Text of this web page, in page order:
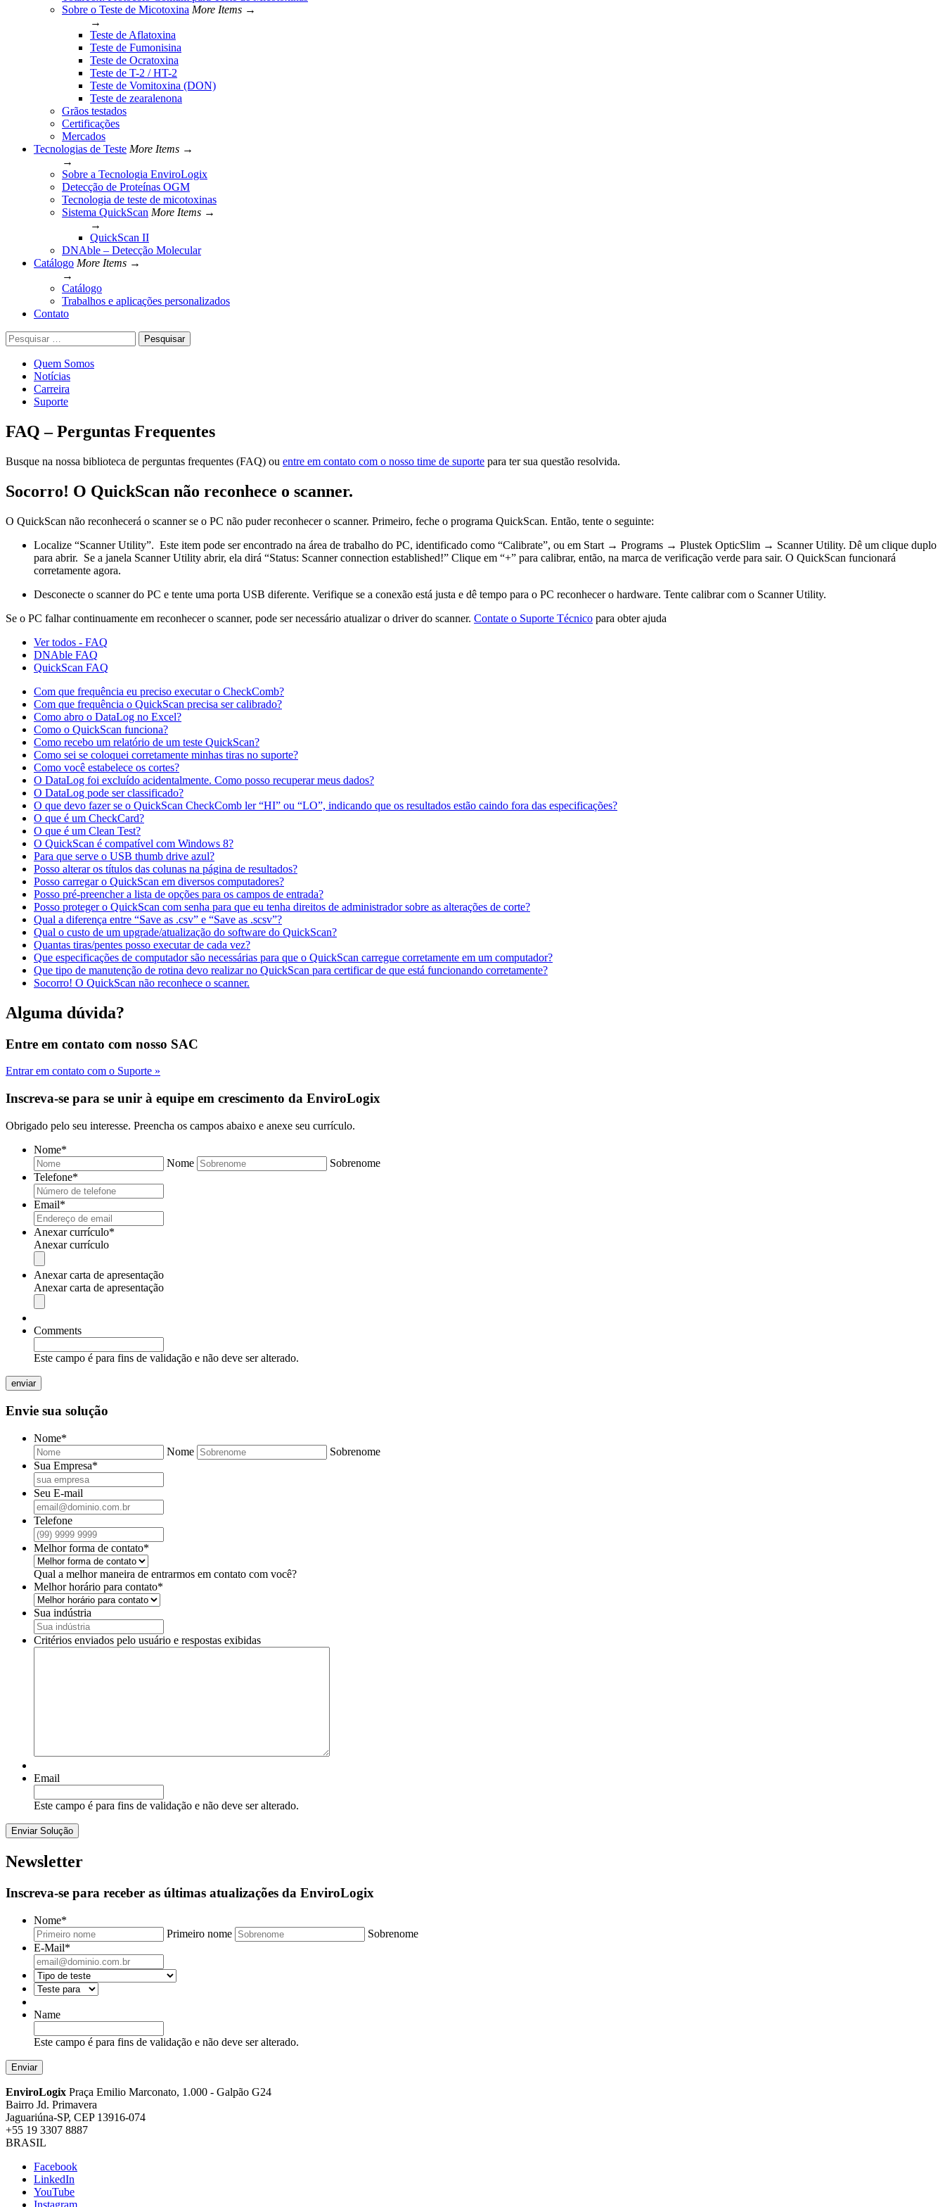
Sobre o Teste de Micotoxina More Items →
→
Teste de Aflatoxina
Teste de Fumonisina
Teste de Ocratoxina
Teste de T-2 / HT-2
Teste de Vomitoxina (DON)
Teste de zearalenona
Grãos testados
Certificações
Mercados
Tecnologias de Teste More Items →
→
Sobre a Tecnologia EnviroLogix
Detecção de Proteínas OGM
Tecnologia de teste de micotoxinas
Sistema QuickScan More Items →
→
QuickScan II
DNAble – Detecção Molecular
Catálogo More Items →
→
Catálogo
Trabalhos e aplicações personalizados
Contato
Pesquisar
por:
Quem Somos
Notícias
Carreira
Suporte
FAQ – Perguntas Frequentes
Busque na nossa biblioteca de perguntas frequentes (FAQ) ou entre em contato com o nosso time de suporte para ter sua questão resolvida.
Socorro! O QuickScan não reconhece o scanner.
O QuickScan não reconhecerá o scanner se o PC não puder reconhecer o scanner. Primeiro, feche o programa QuickScan. Então, tente o seguinte:
Localize “Scanner Utility”. Este item pode ser encontrado na área de trabalho do PC, identificado como “Calibrate”, ou em Start → Programs → Plustek OpticSlim → Scanner Utility. Dê um clique duplo
para abrir. Se a janela Scanner Utility abrir, ela dirá “Status: Scanner connection established!” Clique em “+” para calibrar, então, na marca de verificação verde para sair. O QuickScan funcionará
corretamente agora.
Desconecte o scanner do PC e tente uma porta USB diferente. Verifique se a conexão está justa e dê tempo para o PC reconhecer o hardware. Tente calibrar com o Scanner Utility.
Se o PC falhar continuamente em reconhecer o scanner, pode ser necessário atualizar o driver do scanner. Contate o Suporte Técnico para obter ajuda
Ver todos - FAQ
DNAble FAQ
QuickScan FAQ
Com que frequência eu preciso executar o CheckComb?
Com que frequência o QuickScan precisa ser calibrado?
Como abro o DataLog no Excel?
Como o QuickScan funciona?
Como recebo um relatório de um teste QuickScan?
Como sei se coloquei corretamente minhas tiras no suporte?
Como você estabelece os cortes?
O DataLog foi excluído acidentalmente. Como posso recuperar meus dados?
O DataLog pode ser classificado?
O que devo fazer se o QuickScan CheckComb ler “HI” ou “LO”, indicando que os resultados estão caindo fora das especificações?
O que é um CheckCard?
O que é um Clean Test?
O QuickScan é compatível com Windows 8?
Para que serve o USB thumb drive azul?
Posso alterar os títulos das colunas na página de resultados?
Posso carregar o QuickScan em diversos computadores?
Posso pré-preencher a lista de opções para os campos de entrada?
Posso proteger o QuickScan com senha para que eu tenha direitos de administrador sobre as alterações de corte?
Qual a diferença entre “Save as .csv” e “Save as .scsv”?
Qual o custo de um upgrade/atualização do software do QuickScan?
Quantas tiras/pentes posso executar de cada vez?
Que especificações de computador são necessárias para que o QuickScan carregue corretamente em um computador?
Que tipo de manutenção de rotina devo realizar no QuickScan para certificar de que está funcionando corretamente?
Socorro! O QuickScan não reconhece o scanner.
Alguma dúvida?
Entre em contato com nosso SAC
Entrar em contato com o Suporte »
Inscreva-se para se unir à equipe em crescimento da EnviroLogix
Obrigado pelo seu interesse. Preencha os campos abaixo e anexe seu currículo.
Nome*
Nome
Sobrenome
Telefone*
Email*
Anexar currículo*
Anexar currículo
Anexar carta de apresentação
Anexar carta de apresentação
doc,
Comments
Este campo é para fins de validação e não deve ser alterado.
Envie sua solução
Nome*
Nome
Sobrenome
Sua Empresa*
Seu E-mail
Telefone
Melhor forma de contato*
Qual a melhor maneira de entrarmos em contato com você?
Melhor horário para contato*
Sua indústria
Critérios enviados pelo usuário e respostas exibidas
Email
Este campo é para fins de validação e não deve ser alterado.
Newsletter
Inscreva-se para receber as últimas atualizações da EnviroLogix
Nome*
Primeiro nome
Sobrenome
E-Mail*
Name
Este campo é para fins de validação e não deve ser alterado.
EnviroLogix Praça Emilio Marconato, 1.000 - Galpão G24
Bairro Jd. Primavera
Jaguariúna-SP, CEP 13916-074
+55 19 3307 8887
BRASIL
Facebook
LinkedIn
YouTube
Instagram